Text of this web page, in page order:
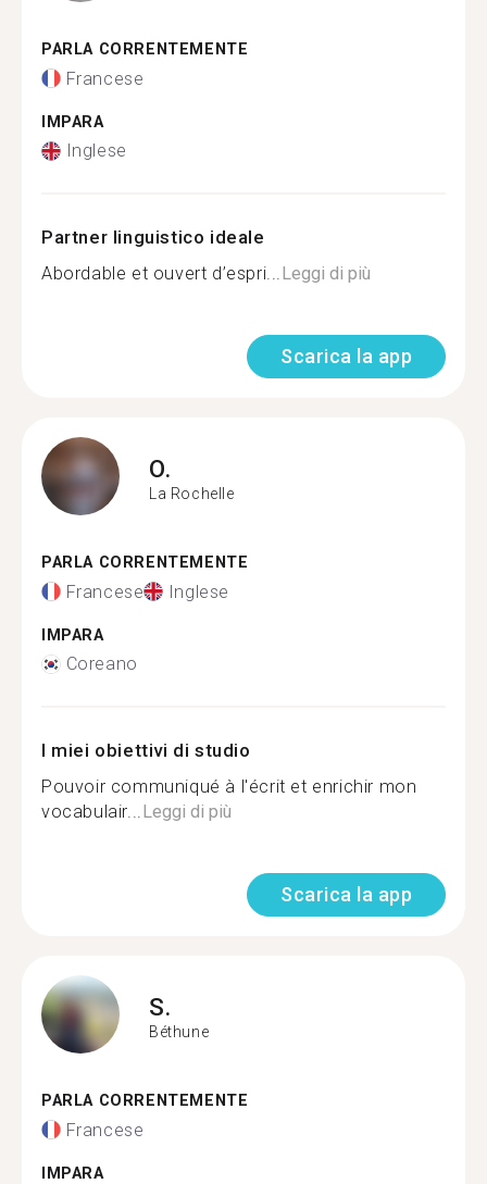
PARLA CORRENTEMENTE
Francese
IMPARA
Inglese
Partner linguistico ideale
Abordable et ouvert d’espri...Leggi di più
Scarica la app
O.
La Rochelle
PARLA CORRENTEMENTE
Francese Inglese
IMPARA
Coreano
I miei obiettivi di studio
Pouvoir communiqué à l'écrit et enrichir mon
vocabulair...Leggi di più
Scarica la app
S.
Béthune
PARLA CORRENTEMENTE
Francese
IMPARA